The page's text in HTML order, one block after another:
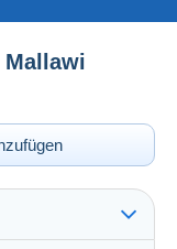
Mallawi